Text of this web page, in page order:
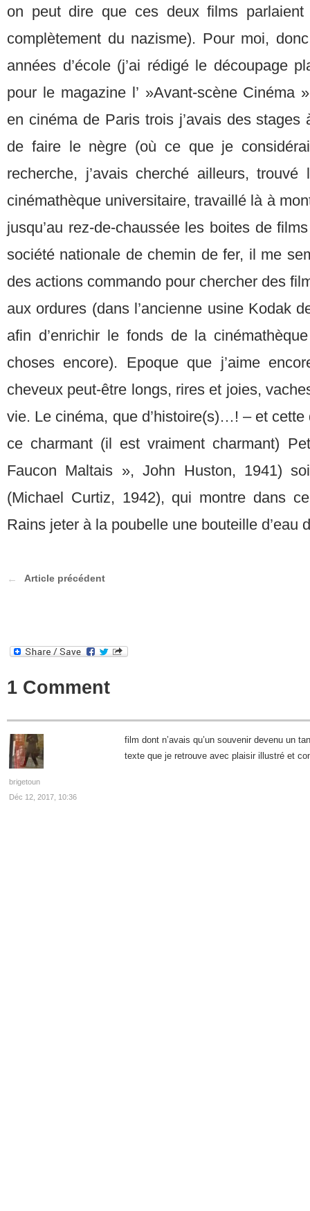
on peut dire que ces deux films
complètement du nazisme). Pour moi,
années d’école (j’ai rédigé le découpage
pour le magazine l’ »Avant-scène Cinéma
en cinéma de Paris trois j’avais des stages
de faire le nègre (où ce que je
recherche, j’avais cherché ailleurs,
cinémathèque universitaire, travaillé là à
jusqu’au rez-de-chaussée les boites de
société nationale de chemin de fer, il me
des actions commando pour chercher des
aux ordures (dans l’ancienne usine Kodak
afin d’enrichir le fonds de la
choses encore). Epoque que j’aime
cheveux peut-être longs, rires et joies,
vie. Le cinéma, que d’histoire(s)…! – et
ce charmant (il est vraiment charmant)
Faucon Maltais », John Huston, 1941)
(Michael Curtiz, 1942), qui montre dans
Rains jeter à la poubelle une bouteille d’eau
Article précédent
1 Comment
brigetoun
Déc 12, 2017, 10:36
film dont n’avais qu’un souvenir devenu un
texte que je retrouve avec plaisir illustré et